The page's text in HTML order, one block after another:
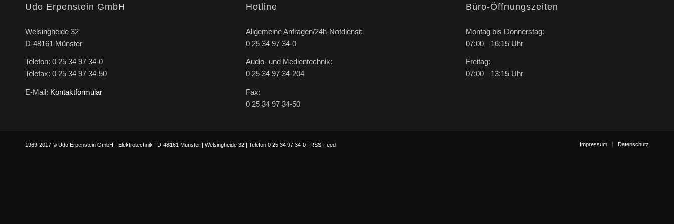
Udo Erpenstein GmbH
Welsingheide 32
D-48161 Münster
Telefon: 0 25 34 97 34-0
Telefax: 0 25 34 97 34-50
E-Mail: Kontaktformular
Hotline
Allgemeine Anfragen/24h-Notdienst:
0 25 34 97 34-0
Audio- und Medientechnik:
0 25 34 97 34-204
Fax:
0 25 34 97 34-50
Büro-Öffnungszeiten
Montag bis Donnerstag:
07:00 – 16:15 Uhr
Freitag:
07:00 – 13:15 Uhr
1969-2017 © Udo Erpenstein GmbH - Elektrotechnik | D-48161 Münster | Welsingheide 32 | Telefon 0 25 34 97 34-0 | RSS-Feed Impressum Datenschutz